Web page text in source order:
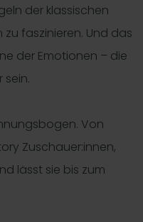
der klassischen
faszinieren. Und das
der Emotionen – die
Von
Zuschauer:innen,
lässt sie bis zum